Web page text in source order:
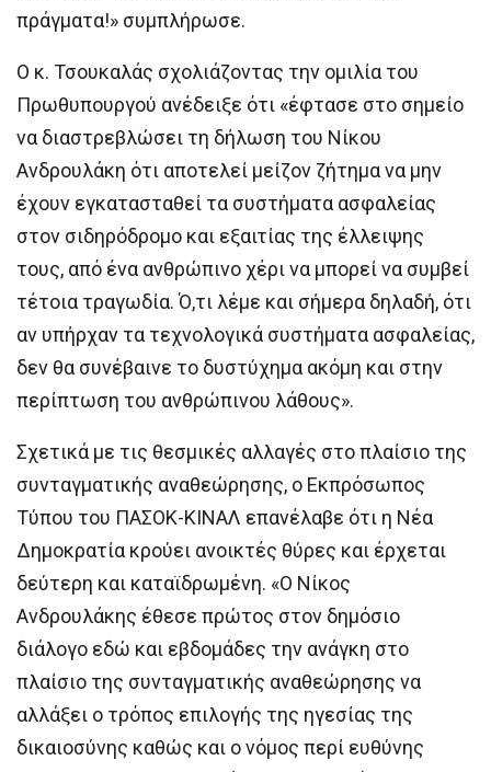
πράγματα!» συμπλήρωσε.
Ο κ. Τσουκαλάς σχολιάζοντας την ομιλία του
Πρωθυπουργού ανέδειξε ότι «έφτασε στο σημείο
να διαστρεβλώσει τη δήλωση του Νίκου
Ανδρουλάκη ότι αποτελεί μείζον ζήτημα να μην
έχουν εγκατασταθεί τα συστήματα ασφαλείας
στον σιδηρόδρομο και εξαιτίας της έλλειψης
τους, από ένα ανθρώπινο χέρι να μπορεί να συμβεί
τέτοια τραγωδία. Ό,τι λέμε και σήμερα δηλαδή, ότι
αν υπήρχαν τα τεχνολογικά συστήματα ασφαλείας,
δεν θα συνέβαινε το δυστύχημα ακόμη και στην
περίπτωση του ανθρώπινου λάθους».
Σχετικά με τις θεσμικές αλλαγές στο πλαίσιο της
συνταγματικής αναθεώρησης, ο Εκπρόσωπος
Τύπου του ΠΑΣΟΚ-ΚΙΝΑΛ επανέλαβε ότι η Νέα
Δημοκρατία κρούει ανοικτές θύρες και έρχεται
δεύτερη και καταϊδρωμένη. «Ο Νίκος
Ανδρουλάκης έθεσε πρώτος στον δημόσιο
διάλογο εδώ και εβδομάδες την ανάγκη στο
πλαίσιο της συνταγματικής αναθεώρησης να
αλλάξει ο τρόπος επιλογής της ηγεσίας της
δικαιοσύνης καθώς και ο νόμος περί ευθύνης